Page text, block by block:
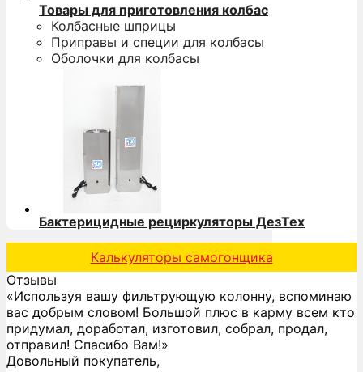
Товары для приготовления колбас
Колбасные шприцы
Приправы и специи для колбасы
Оболочки для колбасы
Бактерицидные рециркуляторы ДезТех
Калькуляторы самогонщика
Отзывы
«Используя вашу фильтрующую колонну, вспоминаю
вас добрым словом! Большой плюс в карму всем кто
придумал, доработал, изготовил, собрал, продал,
отправил! Спасибо Вам!»
Довольный покупатель,